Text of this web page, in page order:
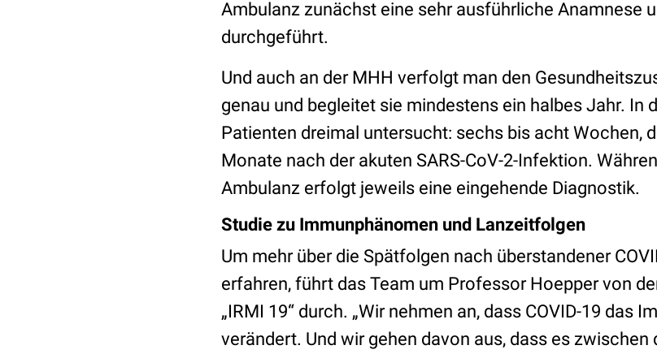
Ambulanz zunächst eine sehr ausführliche Anamnese
durchgeführt.
Und auch an der MHH verfolgt man den
genau und begleitet sie mindestens ein halbes Jahr. In
Patienten dreimal untersucht: sechs bis acht Wochen,
Monate nach der akuten SARS-CoV-2-Infektion.
Ambulanz erfolgt jeweils eine eingehende Diagnostik.
Studie zu Immunphänomen und Lanzeitfolgen
Um mehr über die Spätfolgen nach überstandener
erfahren, führt das Team um Professor Hoepper von
„IRMI 19“ durch. „Wir nehmen an, dass COVID-19 das
verändert. Und wir gehen davon aus, dass es